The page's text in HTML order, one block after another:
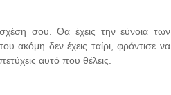
σου. Θα έχεις την εύνοια των
ακόμη δεν έχεις ταίρι, φρόντισε να
αυτό που θέλεις.